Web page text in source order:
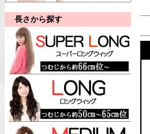
長さから探す